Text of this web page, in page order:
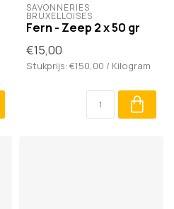
SAVONNERIES
BRUXELLOISES
Fern - Zeep 2 x 50 gr
€15,00
Stukprijs: €150,00 / Kilogram